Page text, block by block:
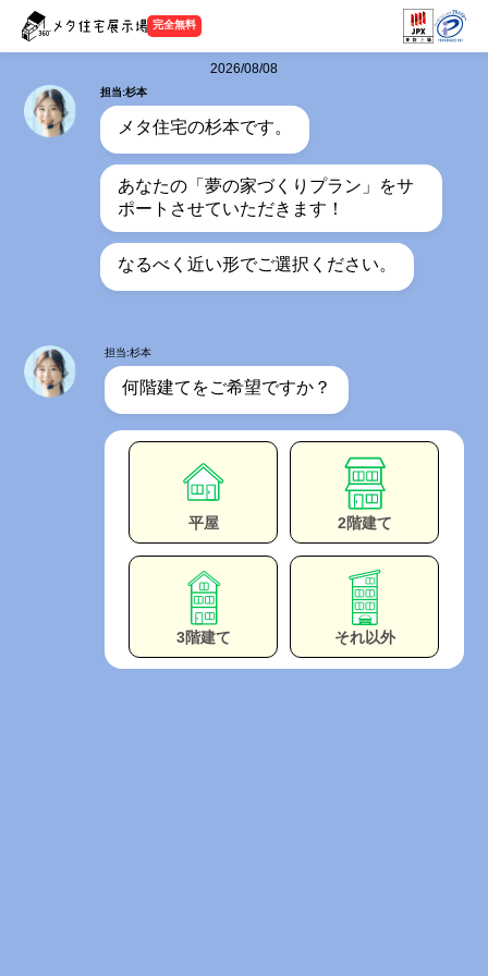
完全無料
2026/08/08
担当:杉本
メタ住宅の杉本です。
あなたの「夢の家づくりプラン」をサ
ポートさせていただきます！
なるべく近い形でご選択ください。
担当:杉本
何階建てをご希望ですか？
平屋 2階建て
3階建て それ以外